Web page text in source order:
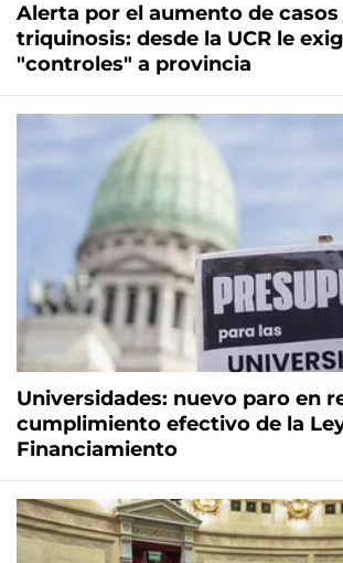
Alerta por el aumento de casos
triquinosis: desde la UCR le
"controles" a provincia
Universidades: nuevo paro en
cumplimiento efectivo de la
Financiamiento